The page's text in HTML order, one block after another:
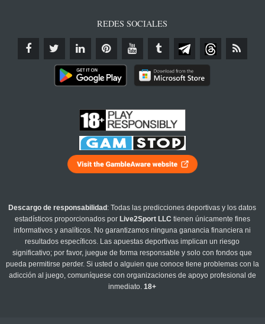
REDES SOCIALES
Descargo de responsabilidad : Todas las predicciones deportivas y los datos
estadísticos proporcionados por Live2Sport LLC tienen únicamente fines
informativos y analíticos. No garantizamos ninguna ganancia financiera ni
resultados específicos. Las apuestas deportivas implican un riesgo
significativo; por favor, juegue de forma responsable y solo con fondos que
pueda permitirse perder. Si usted o alguien que conoce tiene problemas con la
adicción al juego, comuníquese con organizaciones de apoyo profesional de
inmediato.18+